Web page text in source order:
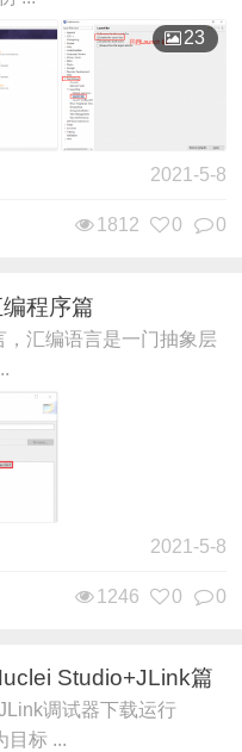
23
2021-5-8
0
0
1812
程序篇
汇编语言是一门抽象层
2021-5-8
0
0
1246
Studio+JLink篇
调试器下载运行
目标 ...